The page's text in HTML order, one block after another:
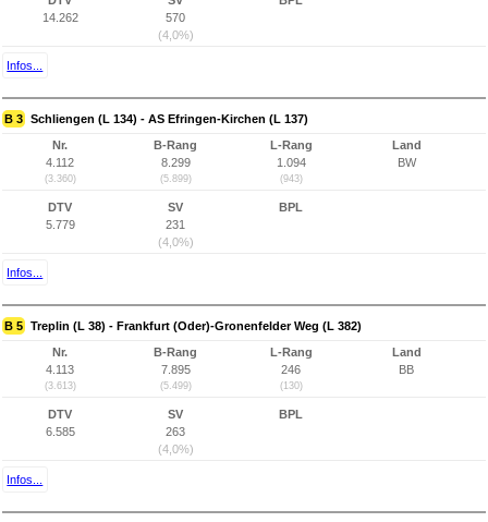
14.262
570
(4,0%)
Infos...
B 3 Schliengen (L 134) - AS Efringen-Kirchen (L 137)
Nr.
4.112
(3.360)
B-Rang
8.299
(5.899)
L-Rang
1.094
(943)
Land
BW
DTV
5.779
SV
231
(4,0%)
BPL
Infos...
B 5 Treplin (L 38) - Frankfurt (Oder)-Gronenfelder Weg (L 382)
Nr.
4.113
(3.613)
B-Rang
7.895
(5.499)
L-Rang
246
(130)
Land
BB
DTV
6.585
SV
263
(4,0%)
BPL
Infos...